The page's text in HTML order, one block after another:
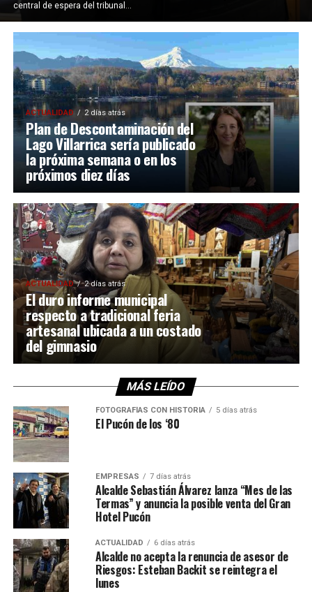
central de espera del tribunal...
ACTUALIDAD 2 días atrás
Plan de Descontaminación del
Lago Villarrica sería publicado
la próxima semana o en los
próximos diez días
ACTUALIDAD 2 días atrás
El duro informe municipal
respecto a tradicional feria
artesanal ubicada a un costado
del gimnasio
MÁS LEÍDO
FOTOGRAFÍAS CON HISTORIA 5 días atrás
El Pucón de los ‘80
EMPRESAS 7 días atrás
Alcalde Sebastián Álvarez lanza “Mes de las
Termas” y anuncia la posible venta del Gran
Hotel Pucón
ACTUALIDAD 6 días atrás
Alcalde no acepta la renuncia de asesor de
Riesgos: Esteban Backit se reintegra el
lunes